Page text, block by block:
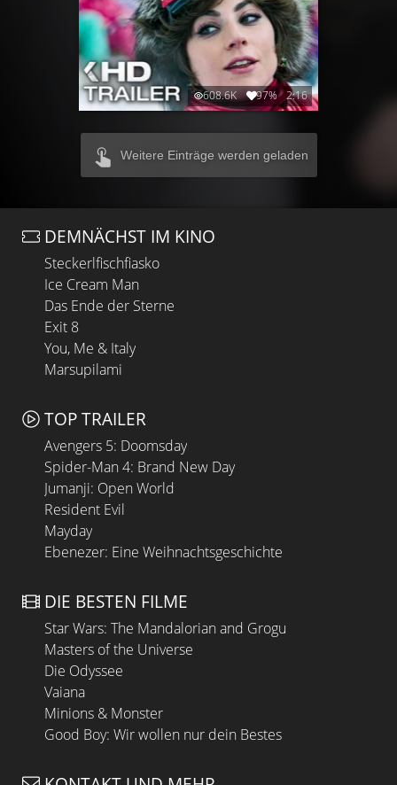
608.6K 97% 2:16
Weitere Einträge werden geladen
DEMNÄCHST IM KINO
Steckerlfischfiasko
Ice Cream Man
Das Ende der Sterne
Exit 8
You, Me & Italy
Marsupilami
TOP TRAILER
Avengers 5: Doomsday
Spider-Man 4: Brand New Day
Jumanji: Open World
Resident Evil
Mayday
Ebenezer: Eine Weihnachtsgeschichte
DIE BESTEN FILME
Star Wars: The Mandalorian and Grogu
Masters of the Universe
Die Odyssee
Vaiana
Minions & Monster
Good Boy: Wir wollen nur dein Bestes